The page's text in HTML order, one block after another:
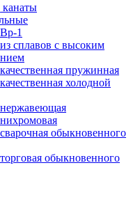
1
сплавов с высоким
пружинная
холодной
обыкновенного
обыкновенного